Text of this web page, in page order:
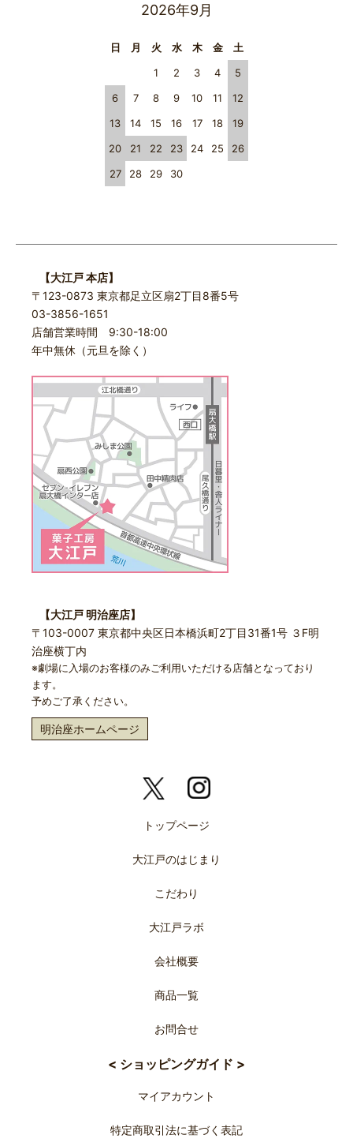
2026年9月
日 月 火 水 木 金
土
1
2 3 4
5
6
7 8 9 10 11
12
13
14 15 16 17 18
19
20
21 22 23 24 25
26
27
28 29 30
【大江戸 本店】
〒123-0873 東京都足立区扇2丁目8番5号
03-3856-1651
店舗営業時間 9:30-18:00
年中無休（元旦を除く）
【大江戸 明治座店】
〒103-0007 東京都中央区日本橋浜町2丁目31番1号 ３F明
治座横丁内
※劇場に入場のお客様のみご利用いただける店舗となっており
ます。
予めご了承ください。
明治座ホームページ
トップページ
大江戸のはじまり
こだわり
大江戸ラボ
会社概要
商品一覧
お問合せ
< ショッピングガイド >
マイアカウント
特定商取引法に基づく表記